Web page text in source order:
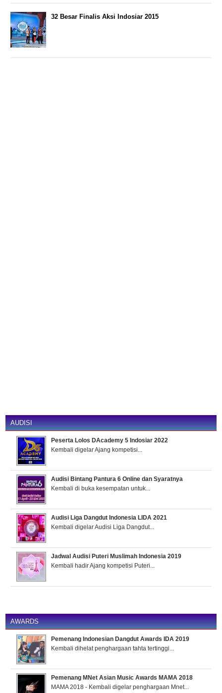
32 Besar Finalis Aksi Indosiar 2015
AUDISI
Peserta Lolos DAcademy 5 Indosiar 2022
Kembali digelar Ajang kompetisi...
Audisi Bintang Pantura 6 Online dan Syaratnya
Kembali di buka kesempatan untuk...
Audisi Liga Dangdut Indonesia LIDA 2021
Kembali digelar Audisi Liga Dangdut...
Jadwal Audisi Puteri Muslimah Indonesia 2019
Kembali hadir Ajang kompetisi Puteri...
AWARDS
Pemenang Indonesian Dangdut Awards IDA 2019
Kembali dihelat penghargaan tahta tertinggi...
Pemenang MNet Asian Music Awards MAMA 2018
MAMA 2018 - Kembali digelar penghargaan Mnet...